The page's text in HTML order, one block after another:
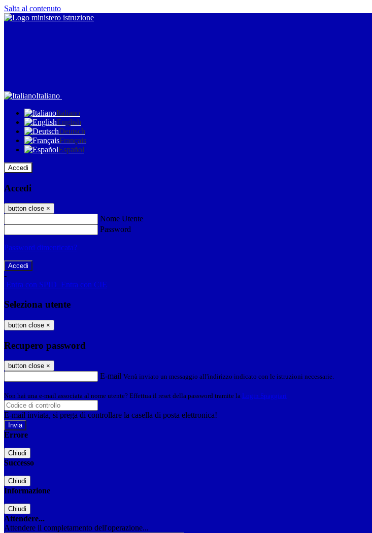
Salta al contenuto
Italiano
Italiano
English
Deutsch
Français
Español
Accedi
Accedi
button close ×
Nome Utente
Password
Password dimenticata?
-
Entra con SPID Entra con CIE
Seleziona utente
button close ×
Recupero password
button close ×
E-mail Verrà inviato un messaggio all'indirizzo indicato con le istruzioni necessarie.
Non hai una e-mail associata al nome utente? Effettua il reset della password tramite la Login Spaggiari
E-mail inviata, si prega di controllare la casella di posta elettronica!
Errore
Chiudi
Successo
Chiudi
Informazione
Chiudi
Attendere...
Attendere il completamento dell'operazione...